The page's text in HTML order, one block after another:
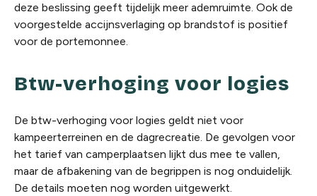
deze beslissing geeft tijdelijk meer ademruimte. Ook de
voorgestelde accijnsverlaging op brandstof is positief
voor de portemonnee.
Btw-verhoging voor logies
De btw-verhoging voor logies geldt niet voor
kampeerterreinen en de dagrecreatie. De gevolgen voor
het tarief van camperplaatsen lijkt dus mee te vallen,
maar de afbakening van de begrippen is nog onduidelijk.
De details moeten nog worden uitgewerkt.